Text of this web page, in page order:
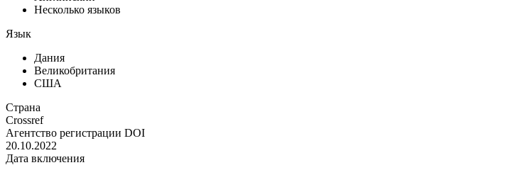
Несколько языков
Язык
Дания
Великобритания
США
Страна
Crossref
Агентство регистрации DOI
20.10.2022
Дата включения